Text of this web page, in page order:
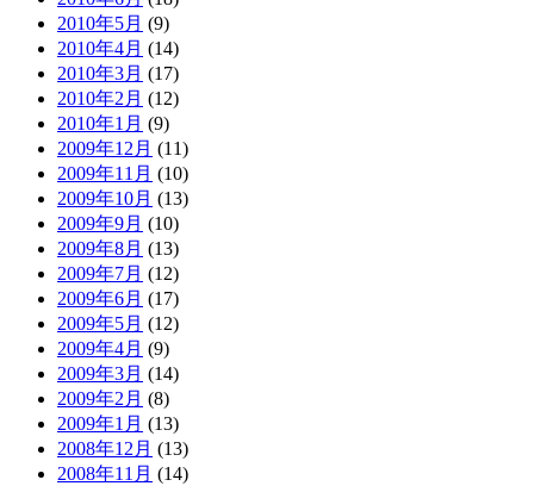
2010年5月 (9)
2010年4月 (14)
2010年3月 (17)
2010年2月 (12)
2010年1月 (9)
2009年12月 (11)
2009年11月 (10)
2009年10月 (13)
2009年9月 (10)
2009年8月 (13)
2009年7月 (12)
2009年6月 (17)
2009年5月 (12)
2009年4月 (9)
2009年3月 (14)
2009年2月 (8)
2009年1月 (13)
2008年12月 (13)
2008年11月 (14)